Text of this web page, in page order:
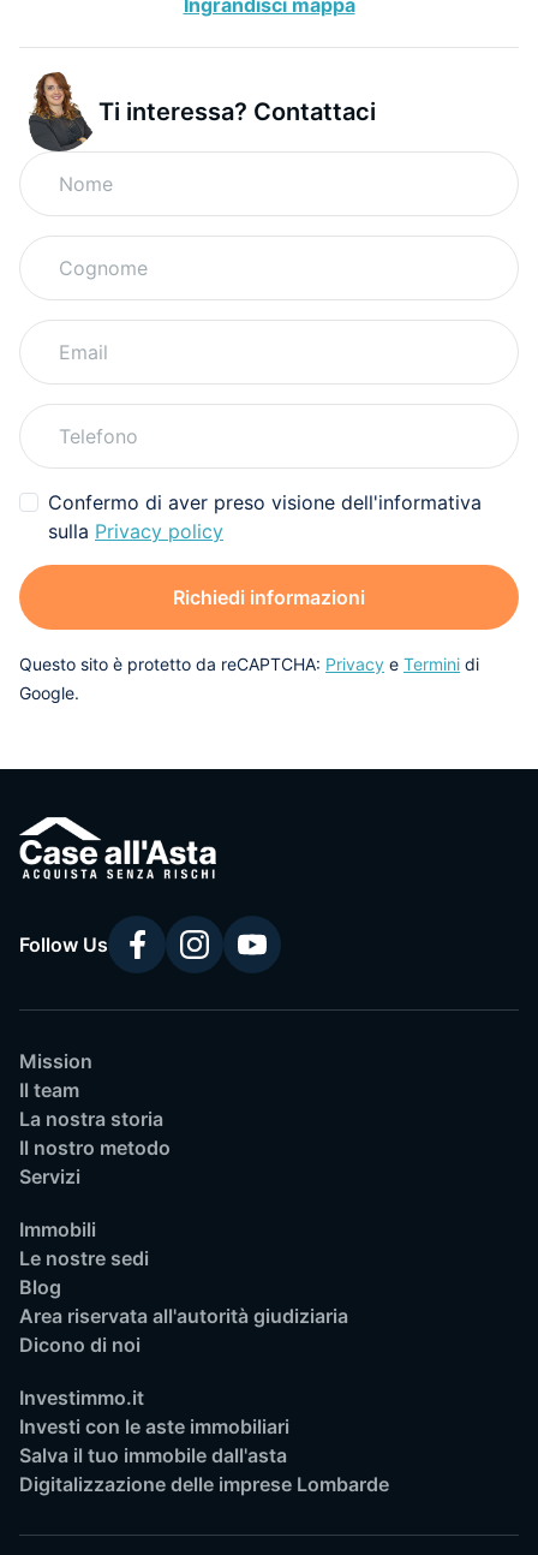
Ingrandisci mappa
Ti interessa? Contattaci
Confermo di aver preso visione dell'informativa
sulla Privacy policy
Richiedi informazioni
Questo sito è protetto da reCAPTCHA: Privacy e Termini di
Google.
Follow Us
Mission
Il team
La nostra storia
Il nostro metodo
Servizi
Immobili
Le nostre sedi
Blog
Area riservata all'autorità giudiziaria
Dicono di noi
Investimmo.it
Investi con le aste immobiliari
Salva il tuo immobile dall'asta
Digitalizzazione delle imprese Lombarde